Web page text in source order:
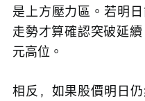
是上方壓力區。若明
走勢才算確認突破延
元高位。
相反，如果股價明日